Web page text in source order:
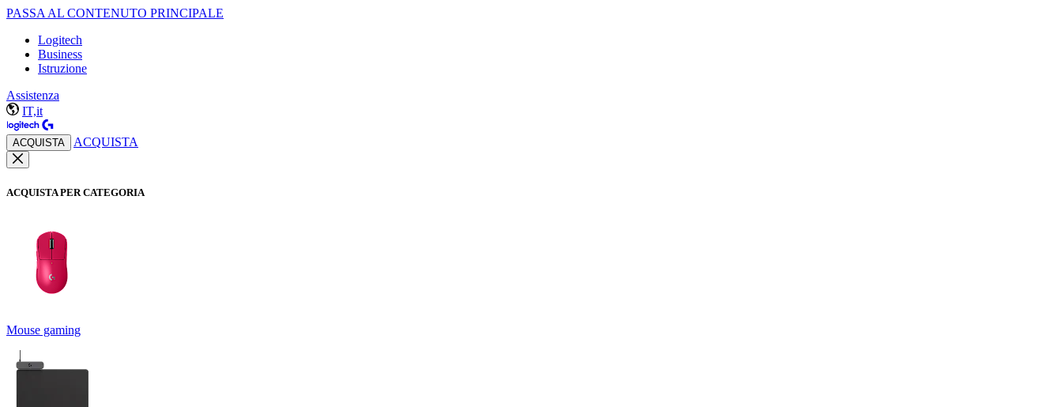
PASSA AL CONTENUTO PRINCIPALE
Logitech
Business
Istruzione
Assistenza
IT,it
ACQUISTA ACQUISTA
ACQUISTA PER CATEGORIA
Mouse gaming